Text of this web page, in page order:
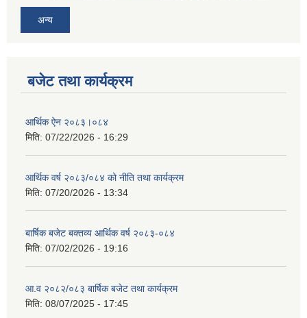
अन्य
बजेट तथा कार्यक्रम
आर्थिक ऐन २०८३।०८४
मिति: 07/22/2026 - 16:29
आर्थिक वर्ष २०८३/०८४ को नीति तथा कार्यक्रम
मिति: 07/20/2026 - 13:34
बार्षिक बजेट बक्तव्य आर्थिक वर्ष २०८३-०८४
मिति: 07/02/2026 - 19:16
आ.व २०८२/०८३ बार्षिक बजेट तथा कार्यक्रम
मिति: 08/07/2025 - 17:45